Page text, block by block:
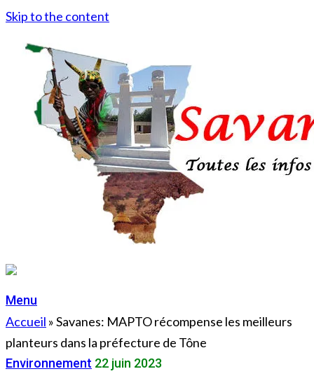
Skip to the content
Menu
Accueil »Savanes: MAPTO récompense les meilleurs
planteurs dans la préfecture de Tône
Environnement 22 juin 2023